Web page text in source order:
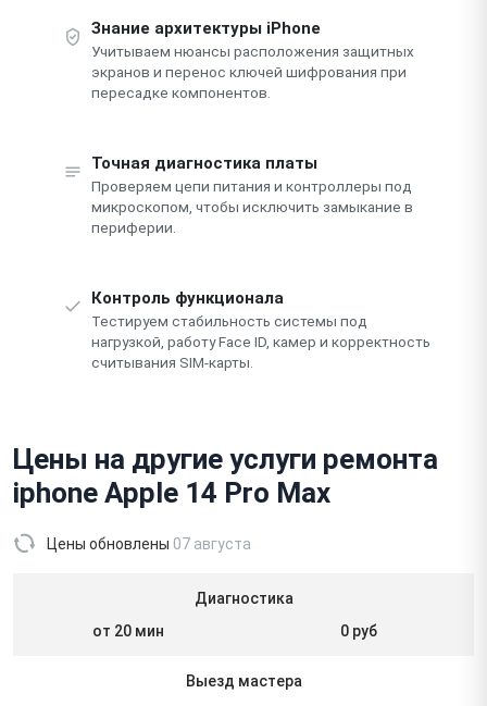
Знание архитектуры iPhone
Учитываем нюансы расположения защитных
экранов и перенос ключей шифрования при
пересадке компонентов.
Точная диагностика платы
Проверяем цепи питания и контроллеры под
микроскопом, чтобы исключить замыкание в
периферии.
Контроль функционала
Тестируем стабильность системы под
нагрузкой, работу Face ID, камер и корректность
считывания SIM-карты.
Цены на другие услуги ремонта
iphone Apple 14 Pro Max
Цены обновлены 07 августа
Диагностика
от 20 мин
0 руб
Выезд мастера